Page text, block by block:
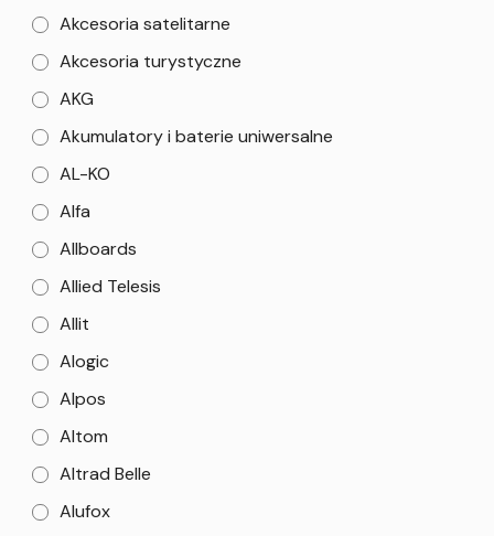
Akcesoria satelitarne
Akcesoria turystyczne
AKG
Akumulatory i baterie uniwersalne
AL-KO
Alfa
Allboards
Allied Telesis
Allit
Alogic
Alpos
Altom
Altrad Belle
Alufox